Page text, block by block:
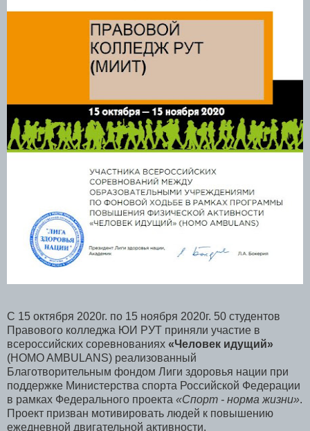
С 15 октября 2020г. по 15 ноября 2020г. 50 студентов
Правового колледжа ЮИ РУТ приняли участие в
всероссийских соревнованиях «Человек идущий»
(HOMO AMBULANS) реализованный
Благотворительным фондом Лиги здоровья нации при
поддержке Министерства спорта Российской Федерации
в рамках Федерального проекта «Спорт - норма жизни».
Проект призван мотивировать людей к повышению
ежедневной двигательной активности.